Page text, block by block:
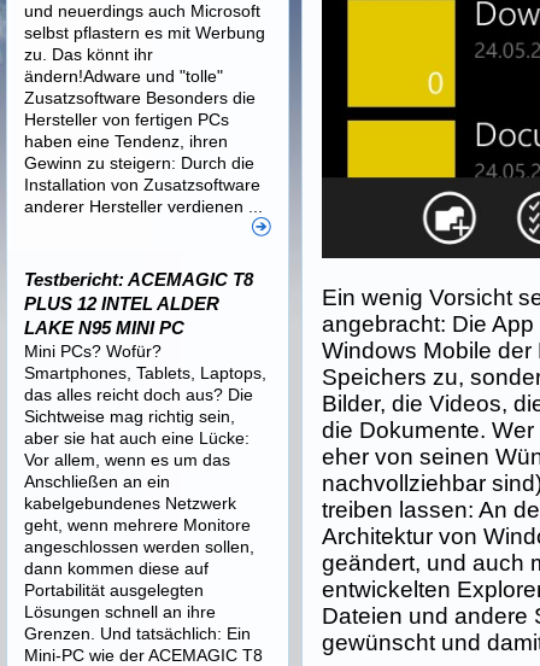
Ein wenig Vorsicht
angebracht: Die
Windows Mobile der
Speichers zu,
Bilder, die Videos,
die Dokumente.
eher von seinen
nachvollziehbar
treiben lassen: An
Architektur von
geändert, und auch
entwickelten
Dateien und andere
gewünscht und
und neuerdings auch Microsoft
selbst pflastern es mit Werbung
zu. Das könnt ihr
ändern!Adware und "tolle"
Zusatzsoftware Besonders die
Hersteller von fertigen PCs
haben eine Tendenz, ihren
Gewinn zu steigern: Durch die
Installation von Zusatzsoftware
anderer Hersteller verdienen ...
Testbericht: ACEMAGIC T8
PLUS 12 INTEL ALDER
LAKE N95 MINI PC
Mini PCs? Wofür?
Smartphones, Tablets, Laptops,
das alles reicht doch aus? Die
Sichtweise mag richtig sein,
aber sie hat auch eine Lücke:
Vor allem, wenn es um das
Anschließen an ein
kabelgebundenes Netzwerk
geht, wenn mehrere Monitore
angeschlossen werden sollen,
dann kommen diese auf
Portabilität ausgelegten
Lösungen schnell an ihre
Grenzen. Und tatsächlich: Ein
Mini-PC wie der ACEMAGIC T8